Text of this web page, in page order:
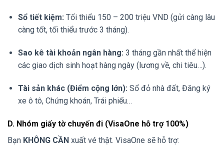
Sổ tiết kiệm: Tối thiểu 150 – 200 triệu VND (gửi càng lâu
càng tốt, tối thiểu trước 3 tháng).
Sao kê tài khoản ngân hàng: 3 tháng gần nhất thể hiện
các giao dịch sinh hoạt hàng ngày (lương về, chi tiêu…).
Tài sản khác (Điểm cộng lớn): Sổ đỏ nhà đất, Đăng ký
xe ô tô, Chứng khoán, Trái phiếu…
D. Nhóm giấy tờ chuyến đi (VisaOne hỗ trợ 100%)
Bạn KHÔNG CẦN xuất vé thật. VisaOne sẽ hỗ trợ: